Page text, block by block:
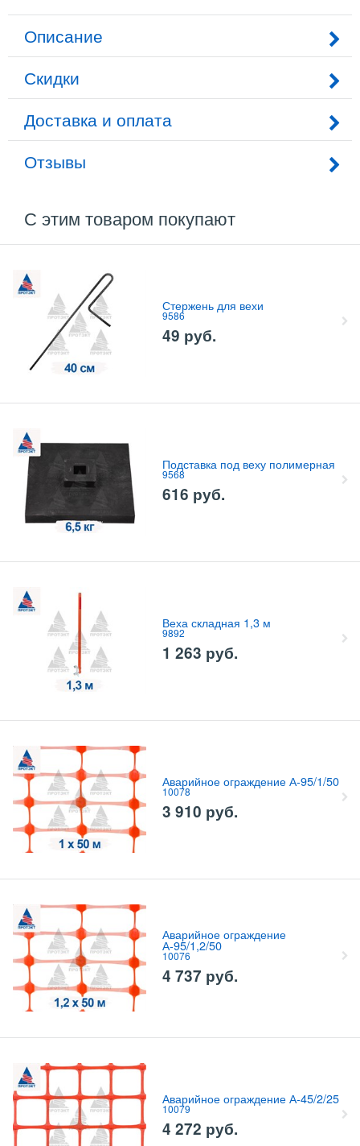
Описание
Скидки
Доставка и оплата
Отзывы
С этим товаром покупают
Стержень для вехи
9586
49 руб.
Подставка под веху полимерная
9568
616 руб.
Веха складная 1,3 м
9892
1 263 руб.
Аварийное ограждение А-95/1/50
10078
3 910 руб.
Аварийное ограждение
А-95/1,2/50
10076
4 737 руб.
Аварийное ограждение А-45/2/25
10079
4 272 руб.